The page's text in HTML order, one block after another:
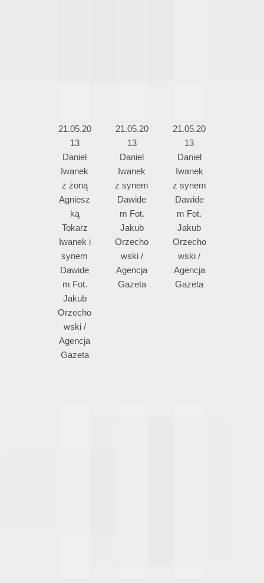
21.05.20
13
Daniel
Iwanek
z żoną
Agniesz
ką
Tokarz
Iwanek i
synem
Dawide
m Fot.
Jakub
Orzecho
wski /
Agencja
Gazeta
21.05.20
13
Daniel
Iwanek
z synem
Dawide
m Fot.
Jakub
Orzecho
wski /
Agencja
Gazeta
21.05.20
13
Daniel
Iwanek
z synem
Dawide
m Fot.
Jakub
Orzecho
wski /
Agencja
Gazeta